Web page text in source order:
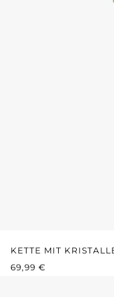
KETTE MIT
REGULÄRER
69,99 €